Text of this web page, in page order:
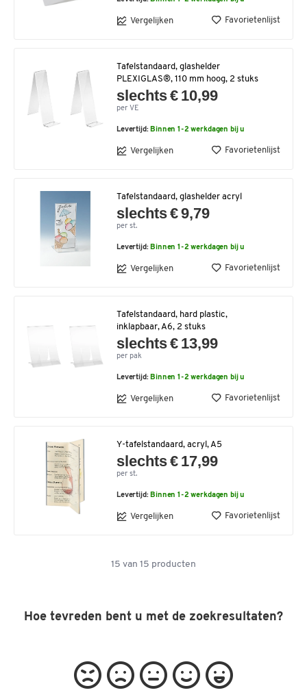
Vergelijken Favorietenlijst
Tafelstandaard, glashelder
PLEXIGLAS®, 110 mm hoog, 2 stuks
slechts € 10,99
per VE
Levertijd: Binnen 1-2 werkdagen bij u
Vergelijken Favorietenlijst
Tafelstandaard, glashelder acryl
slechts € 9,79
per st.
Levertijd: Binnen 1-2 werkdagen bij u
Vergelijken Favorietenlijst
Tafelstandaard, hard plastic,
inklapbaar, A6, 2 stuks
slechts € 13,99
per pak
Levertijd: Binnen 1-2 werkdagen bij u
Vergelijken Favorietenlijst
Y-tafelstandaard, acryl, A5
slechts € 17,99
per st.
Levertijd: Binnen 1-2 werkdagen bij u
Vergelijken Favorietenlijst
15 van 15 producten
Hoe tevreden bent u met de zoekresultaten?